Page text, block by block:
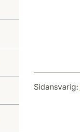
Sidansvarig: